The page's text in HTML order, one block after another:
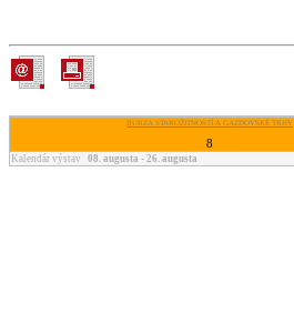
BURZA STAROŽITNOSTÍ A GAZDOVSKÉ TRHY
8
Kalendár výstav 08. augusta - 26. augusta